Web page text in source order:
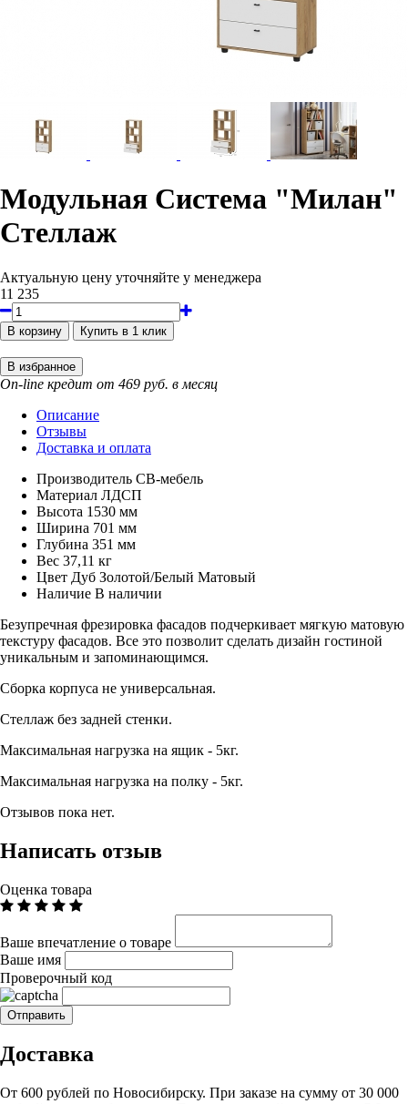
Модульная Система "Милан"
Стеллаж
Актуальную цену уточняйте у менеджера
11 235
On-line кредит от 469 руб. в месяц
Описание
Отзывы
Доставка и оплата
Производитель СВ-мебель
Материал ЛДСП
Высота 1530 мм
Ширина 701 мм
Глубина 351 мм
Вес 37,11 кг
Цвет Дуб Золотой/Белый Матовый
Наличие В наличии
Безупречная фрезировка фасадов подчеркивает мягкую матовую
текстуру фасадов. Все это позволит сделать дизайн гостиной
уникальным и запоминающимся.
Сборка корпуса не универсальная.
Стеллаж без задней стенки.
Максимальная нагрузка на ящик - 5кг.
Максимальная нагрузка на полку - 5кг.
Отзывов пока нет.
Написать отзыв
Оценка товара
Ваше впечатление о товаре
Ваше имя
Проверочный код
Доставка
От 600 рублей по Новосибирску. При заказе на сумму от 30 000